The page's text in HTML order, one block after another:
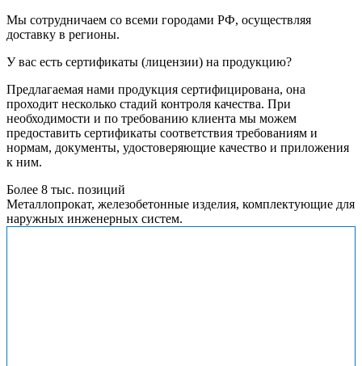
Мы сотрудничаем со всеми городами РФ, осуществляя
доставку в регионы.
У вас есть сертификаты (лицензии) на продукцию?
Предлагаемая нами продукция сертифицирована, она
проходит несколько стадий контроля качества. При
необходимости и по требованию клиента мы можем
предоставить сертификаты соответствия требованиям и
нормам, документы, удостоверяющие качество и приложения
к ним.
Более 8 тыс. позиций
Металлопрокат, железобетонные изделия, комплектующие для
наружных инженерных систем.